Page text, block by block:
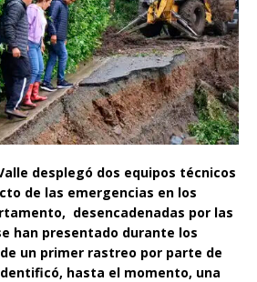
desplegó dos equipos técnicos
de las emergencias en los
desencadenadas por las
han presentado durante los
un primer rastreo por parte de
hasta el momento, una